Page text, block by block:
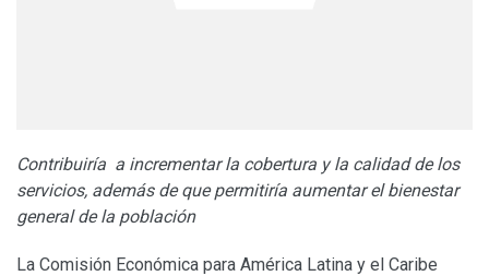
Contribuiría a incrementar la cobertura y la calidad de los
servicios, además de que permitiría aumentar el bienestar
general de la población
La Comisión Económica para América Latina y el Caribe